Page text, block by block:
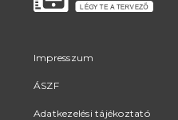
Impresszum
ÁSZF
Adatkezelési tájékoztató